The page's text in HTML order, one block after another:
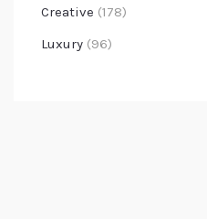
Creative (178)
Luxury (96)